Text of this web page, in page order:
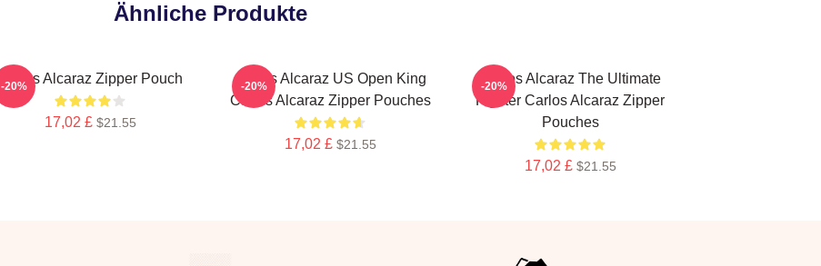
Ähnliche Produkte
Carlos Alcaraz Zipper Pouch
17,02 £ $21.55
-20%
Carlos Alcaraz US Open King
Carlos Alcaraz Zipper Pouches
17,02 £ $21.55
-20%
Carlos Alcaraz The Ultimate
Fighter Carlos Alcaraz Zipper
Pouches
17,02 £ $21.55
-20%